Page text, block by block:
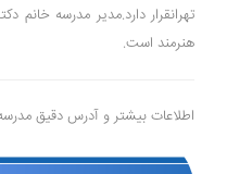
تهرانقرار دارد.مدیر مدرسه
هنرمند است.
اطلاعات بیشتر و آدرس دقیق